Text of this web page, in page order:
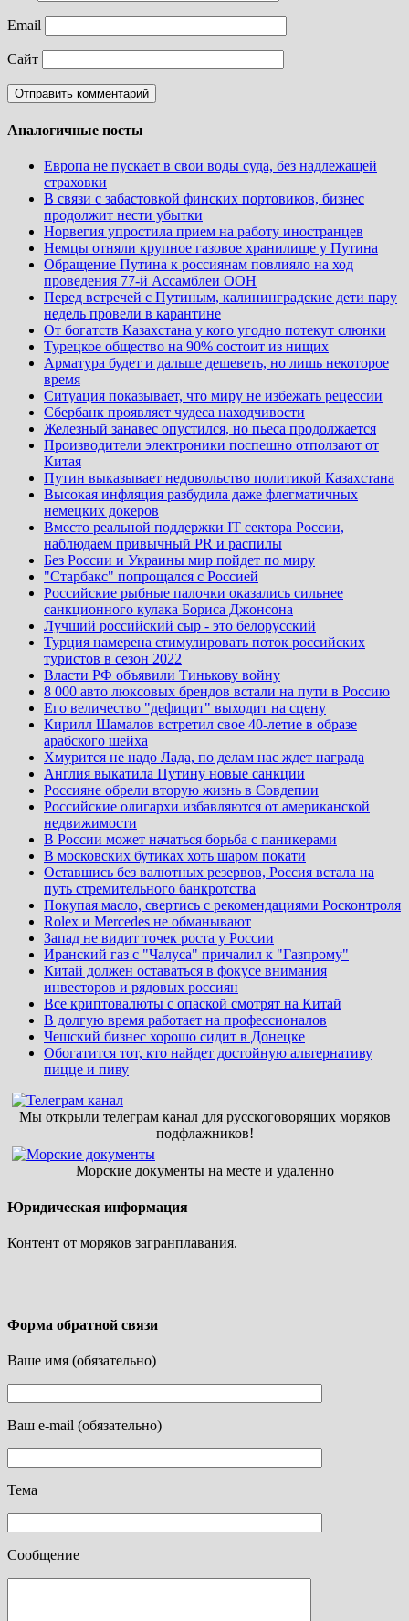
Email
Сайт
Аналогичные посты
Европа не пускает в свои воды суда, без надлежащей
страховки
В связи с забастовкой финских портовиков, бизнес
продолжит нести убытки
Норвегия упростила прием на работу иностранцев
Немцы отняли крупное газовое хранилище у Путина
Обращение Путина к россиянам повлияло на ход
проведения 77-й Ассамблеи ООН
Перед встречей с Путиным, калининградские дети пару
недель провели в карантине
От богатств Казахстана у кого угодно потекут слюнки
Турецкое общество на 90% состоит из нищих
Арматура будет и дальше дешеветь, но лишь некоторое
время
Ситуация показывает, что миру не избежать рецессии
Сбербанк проявляет чудеса находчивости
Железный занавес опустился, но пьеса продолжается
Производители электроники поспешно отползают от
Китая
Путин выказывает недовольство политикой Казахстана
Высокая инфляция разбудила даже флегматичных
немецких докеров
Вместо реальной поддержки IT сектора России,
наблюдаем привычный PR и распилы
Без России и Украины мир пойдет по миру
"Старбакс" попрощался с Россией
Российские рыбные палочки оказались сильнее
санкционного кулака Бориса Джонсона
Лучший российский сыр - это белорусский
Турция намерена стимулировать поток российских
туристов в сезон 2022
Власти РФ объявили Тинькову войну
8 000 авто люксовых брендов встали на пути в Россию
Его величество "дефицит" выходит на сцену
Кирилл Шамалов встретил свое 40-летие в образе
арабского шейха
Хмурится не надо Лада, по делам нас ждет награда
Англия выкатила Путину новые санкции
Россияне обрели вторую жизнь в Совдепии
Российские олигархи избавляются от американской
недвижимости
В России может начаться борьба с паникерами
В московских бутиках хоть шаром покати
Оставшись без валютных резервов, Россия встала на
путь стремительного банкротства
Покупая масло, свертись с рекомендациями Росконтроля
Rolex и Mercedes не обманывают
Запад не видит точек роста у России
Иранский газ с "Чалуса" причалил к "Газпрому"
Китай должен оставаться в фокусе внимания
инвесторов и рядовых россиян
Все криптовалюты с опаской смотрят на Китай
В долгую время работает на профессионалов
Чешский бизнес хорошо сидит в Донецке
Обогатится тот, кто найдет достойную альтернативу
пицце и пиву
Мы открыли телеграм канал для русскоговорящих моряков
подфлажников!
Морские документы на месте и удаленно
Юридическая информация
Контент от моряков загранплавания.
Форма обратной связи
Ваше имя (обязательно)
Ваш e-mail (обязательно)
Тема
Сообщение